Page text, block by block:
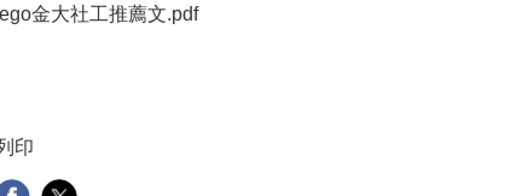
金大社工推薦文.pdf
印